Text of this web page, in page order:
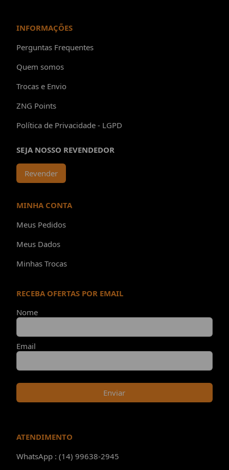
INFORMAÇÕES
Perguntas Frequentes
Quem somos
Trocas e Envio
ZNG Points
Política de Privacidade - LGPD
SEJA NOSSO REVENDEDOR
Revender
MINHA CONTA
Meus Pedidos
Meus Dados
Minhas Trocas
RECEBA OFERTAS POR EMAIL
Nome
Email
Enviar
ATENDIMENTO
WhatsApp : (14) 99638-2945